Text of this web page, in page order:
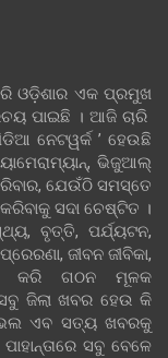
ଓଡ଼ିଶାର ଏକ ପ୍ରମୁଖ
ପାଇଛି । ଆଜି ଚାରି
ନେଟୱର୍କ ’ ହେଉଛି
ଭିଜୁଆଲ୍
ଯେଉଁଠି ସମସ୍ତେ
ସଦା ଚେଷ୍ଟିତ ।
ବୃତ୍ତି, ପର୍ଯ୍ୟଟନ,
ଜୀବନ ଜୀବିକା,
କରି ଗଠନ ମୂଳକ
ଜିଲା ଖବର ହେଉ କି
ଏବ ସତ୍ୟ ଖବରକୁ
ସବୁ ବେଳେ